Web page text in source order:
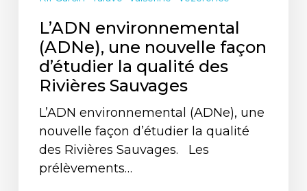
L’ADN environnemental
(ADNe), une nouvelle façon
d’étudier la qualité des
Rivières Sauvages
L’ADN environnemental (ADNe), une
nouvelle façon d’étudier la qualité
des Rivières Sauvages. Les
prélèvements…